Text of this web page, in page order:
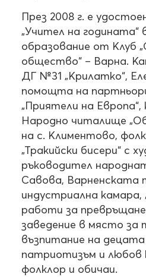
През 2008 г. е
„Учител на
образование от Клуб
общество“ – Варна.
ДГ №31 „Крилатко“,
помощта на
„Приятели на
Народно читалище
на с. Климентово,
„Тракийски бисери“ с
ръководител
Савова, Варненската
индустриална камара,
работи за
заведение в място за
възпитание на децата
патриотизъм и любов
фолклор и обичаи.